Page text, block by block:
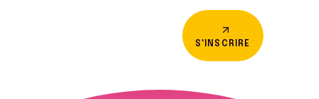
S'INSCRIRE